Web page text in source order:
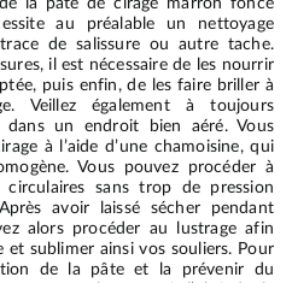
au préalable un nettoyage
de salissure ou autre tache.
il est nécessaire de les nourrir
puis enfin, de les faire briller à
Veillez également à toujours
dans un endroit bien aéré. Vous
à l’aide d’une chamoisine, qui
Vous pouvez procéder à
circulaires sans trop de pression
avoir laissé sécher pendant
alors procéder au lustrage afin
et sublimer ainsi vos souliers. Pour
de la pâte et la prévenir du